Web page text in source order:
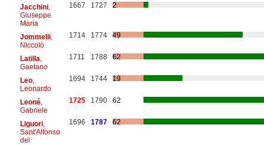
Jacchini,
Giuseppe
Maria
1667 1727 2
Jommelli,
Niccolò
1714 1774 49
Latilla
Gaetano
1711 1788 62
Leo,
Leonardo
1694 1744 19
Leoné,
Gabriele
1725 1790 62
Liguori,
Sant'Alfonso
dei
1696 1787 62